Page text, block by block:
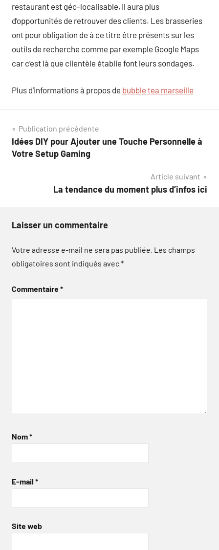
restaurant est géo-localisable, il aura plus
d’opportunités de retrouver des clients. Les brasseries
ont pour obligation de à ce titre être présents sur les
outils de recherche comme par exemple Google Maps
car c’est là que clientèle établie font leurs sondages.
Plus d’informations à propos de bubble tea marseille
Navigation
de
Publication précédente
Idées DIY pour Ajouter une Touche Personnelle à
Votre Setup Gaming
Article suivant
La tendance du moment plus d’infos ici
Laisser un commentaire
Votre adresse e-mail ne sera pas publiée. Les champs
obligatoires sont indiqués avec*
Commentaire*
Nom*
E-mail *
Site web